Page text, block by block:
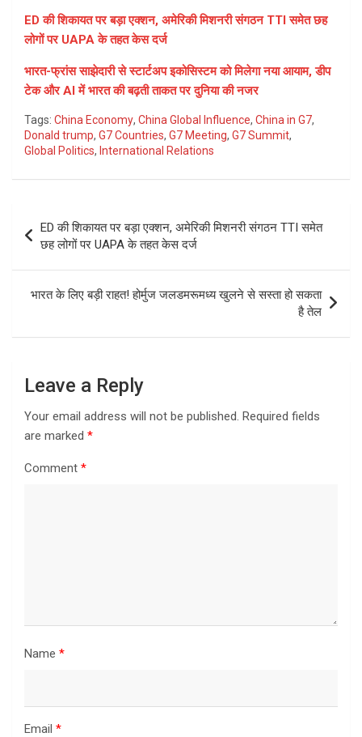
ED की शिकायत पर बड़ा एक्शन, अमेरिकी मिशनरी संगठन TTI समेत छह
लोगों पर UAPA के तहत केस दर्ज
भारत-फ्रांस साझेदारी से स्टार्टअप इकोसिस्टम को मिलेगा नया आयाम, डीप
टेक और AI में भारत की बढ़ती ताकत पर दुनिया की नजर
Tags: China Economy, China Global Influence, China in G7,
Donald trump, G7 Countries, G7 Meeting, G7 Summit,
Global Politics, International Relations
navigation
ED की शिकायत पर बड़ा एक्शन, अमेरिकी मिशनरी संगठन TTI समेत
छह लोगों पर UAPA के तहत केस दर्ज
भारत के लिए बड़ी राहत! होर्मुज जलडमरूमध्य खुलने से सस्ता हो सकता
है तेल
Leave a Reply
Your email address will not be published. Required fields
are marked *
Comment *
Name *
Email *